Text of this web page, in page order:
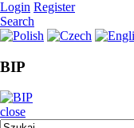
Login Register
Search
BIP
close